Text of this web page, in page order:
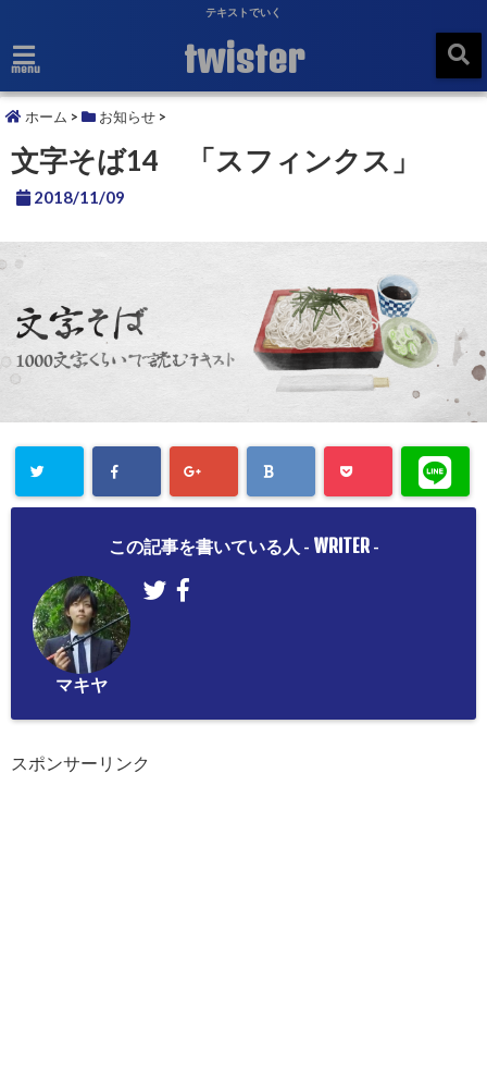
テキストでいく
menu twister
ホーム > お知らせ >
文字そば14 「スフィンクス」
2018/11/09
この記事を書いている人 - WRITER-
マキヤ
スポンサーリンク